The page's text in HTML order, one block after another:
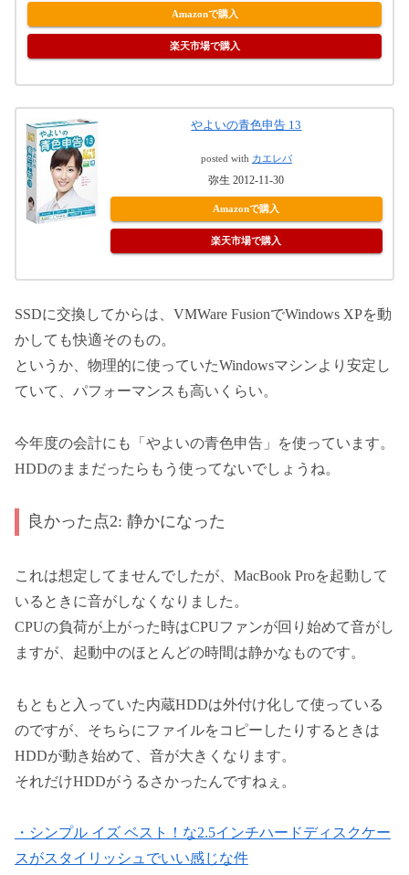
Amazonで購入
楽天市場で購入
やよいの青色申告 13
posted with カエレバ
弥生 2012-11-30
Amazonで購入
楽天市場で購入
SSDに交換してからは、VMWare FusionでWindows XPを動
かしても快適そのもの。
というか、物理的に使っていたWindowsマシンより安定し
ていて、パフォーマンスも高いくらい。
今年度の会計にも「やよいの青色申告」を使っています。
HDDのままだったらもう使ってないでしょうね。
良かった点2: 静かになった
これは想定してませんでしたが、MacBook Proを起動して
いるときに音がしなくなりました。
CPUの負荷が上がった時はCPUファンが回り始めて音がし
ますが、起動中のほとんどの時間は静かなものです。
もともと入っていた内蔵HDDは外付け化して使っている
のですが、そちらにファイルをコピーしたりするときは
HDDが動き始めて、音が大きくなります。
それだけHDDがうるさかったんですねぇ。
・シンプル イズ ベスト！な2.5インチハードディスクケー
スがスタイリッシュでいい感じな件